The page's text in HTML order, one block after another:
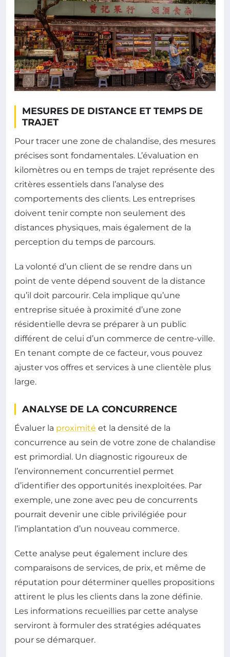
MESURES DE DISTANCE ET TEMPS DE
TRAJET
Pour tracer une zone de chalandise, des mesures
précises sont fondamentales. L’évaluation en
kilomètres ou en temps de trajet représente des
critères essentiels dans l’analyse des
comportements des clients. Les entreprises
doivent tenir compte non seulement des
distances physiques, mais également de la
perception du temps de parcours.
La volonté d’un client de se rendre dans un
point de vente dépend souvent de la distance
qu’il doit parcourir. Cela implique qu’une
entreprise située à proximité d’une zone
résidentielle devra se préparer à un public
différent de celui d’un commerce de centre-ville.
En tenant compte de ce facteur, vous pouvez
ajuster vos offres et services à une clientèle plus
large.
ANALYSE DE LA CONCURRENCE
Évaluer la proximité et la densité de la
concurrence au sein de votre zone de chalandise
est primordial. Un diagnostic rigoureux de
l’environnement concurrentiel permet
d’identifier des opportunités inexploitées. Par
exemple, une zone avec peu de concurrents
pourrait devenir une cible privilégiée pour
l’implantation d’un nouveau commerce.
Cette analyse peut également inclure des
comparaisons de services, de prix, et même de
réputation pour déterminer quelles propositions
attirent le plus les clients dans la zone définie.
Les informations recueillies par cette analyse
serviront à formuler des stratégies adéquates
pour se démarquer.